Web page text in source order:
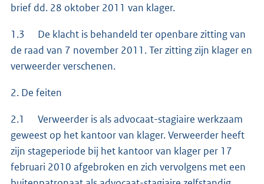
brief dd. 28 oktober 2011 van klager.
1.3 De klacht is behandeld ter openbare zitting van
de raad van 7 november 2011. Ter zitting zijn klager en
verweerder verschenen.
2. De feiten
2.1 Verweerder is als advocaat-stagiaire werkzaam
geweest op het kantoor van klager. Verweerder heeft
zijn stageperiode bij het kantoor van klager per 17
februari 2010 afgebroken en zich vervolgens met een